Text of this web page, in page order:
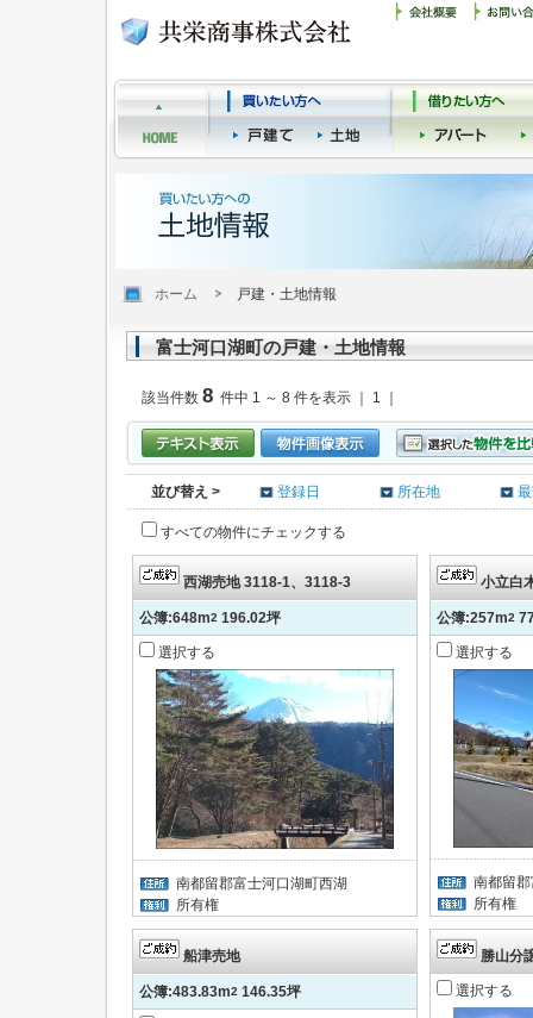
ホーム 戸建・土地情報
富士河口湖町の戸建・土地情報
該当件数 8 件中 1 ～ 8 件を表示 ｜ 1 ｜
並び替え > 登録日 所在地
すべての物件にチェックする
西湖売地 3118-1、3118-3
公簿:648m2 196.02坪
選択する
南都留郡富士河口湖町西湖
所有権
小立白
公簿:257m2
選択する
南都留
所有権
船津売地
公簿:483.83m2 146.35坪
勝山
選択する